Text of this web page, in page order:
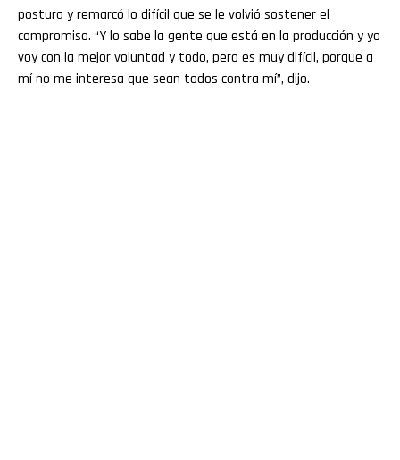
postura y remarcó lo difícil que se le volvió sostener el
compromiso. “Y lo sabe la gente que está en la producción y yo
voy con la mejor voluntad y todo, pero es muy difícil, porque a
mí no me interesa que sean todos contra mí”, dijo.